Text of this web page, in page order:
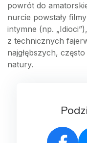
powrót do
nurcie powstały
intymne (np.
z technicznych
najgłębszych,
natury.